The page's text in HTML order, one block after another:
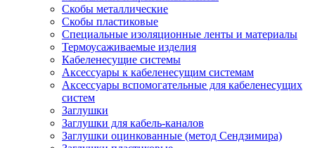
Скобы металлические
Скобы пластиковые
Специальные изоляционные ленты и материалы
Термоусаживаемые изделия
Кабеленесущие системы
Аксессуары к кабеленесущим системам
Аксессуары вспомогательные для кабеленесущих
систем
Заглушки
Заглушки для кабель-каналов
Заглушки оцинкованные (метод Сендзимира)